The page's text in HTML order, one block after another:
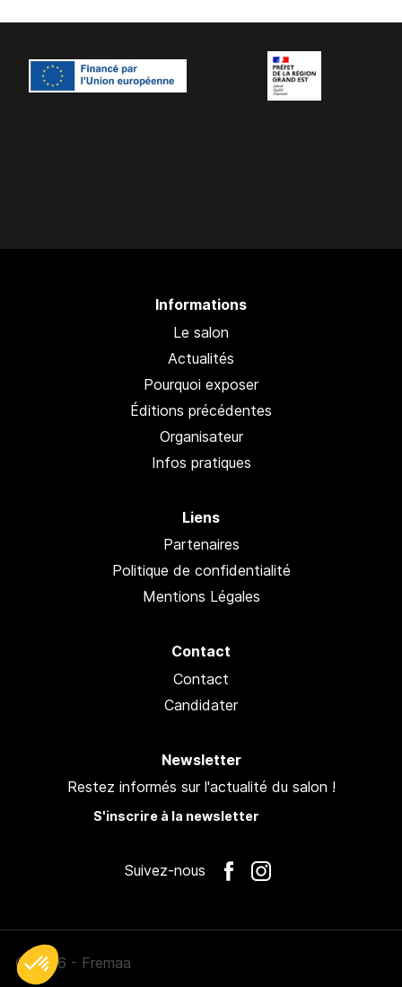
Informations
Le salon
Actualités
Pourquoi exposer
Éditions précédentes
Organisateur
Infos pratiques
Liens
Partenaires
Politique de confidentialité
Mentions Légales
Contact
Contact
Candidater
Newsletter
Restez informés sur l'actualité du salon !
S'inscrire à la newsletter
Suivez-nous
© 2026 - Fremaa